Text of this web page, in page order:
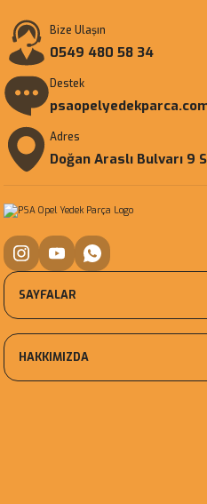
Bize Ulaşın
0549 480 58 34
Destek
Adres
Doğan Araslı Bulvarı
SAYFALAR
HAKKIMIZDA